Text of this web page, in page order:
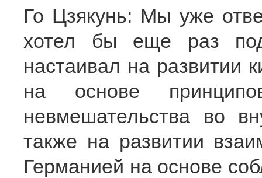
Го Цзякунь: Мы уже
хотел бы еще раз
настаивал на развитии
на основе
невмешательства во
также на развитии
Германией на основе